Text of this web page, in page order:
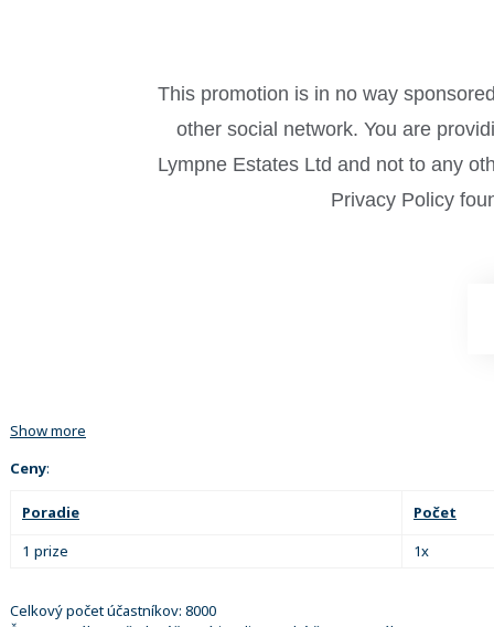
This promotion is in no way
other social network. You are
Lympne Estates Ltd and not to any
Privacy Policy
Show more
Ceny:
Poradie
Počet
1 prize
1x
Celkový počet účastníkov: 8000